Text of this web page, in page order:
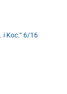
i Koc.“ 6/16